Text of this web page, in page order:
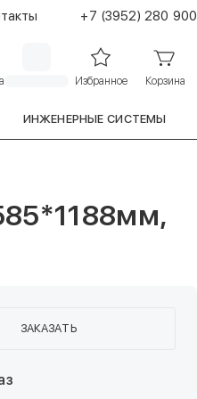
+7 (3952) 280 900
Избранное Корзина
ИНЖЕНЕРНЫЕ СИСТЕМЫ
ЗАКАЗАТЬ